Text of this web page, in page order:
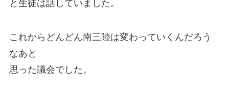
と生徒は話していました。
これからどんどん南三陸は変わっていくんだろう
なあと
思った議会でした。